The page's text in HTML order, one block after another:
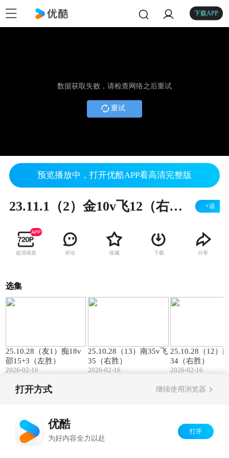
下载APP
数据获取失败，请检查网络之后重试
重试
预览播放中，打开优酷APP看高清完整版
23.11.1（2）金10v飞12（右胜） +追
超清画质 评论 收藏 下载 分享
选集
25.10.28（友1）痴18v
邵15+3（左胜）
2026-02-16
25.10.28（13）南35v飞
35（右胜）
2026-02-16
25.10.28（12）
34（右胜）
2026-02-16
打开方式 继续使用浏览器
优酷
为好内容全力以赴
打开